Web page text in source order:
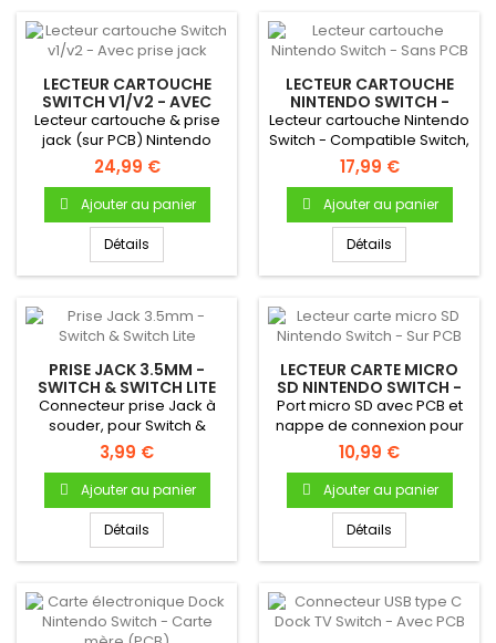
LECTEUR CARTOUCHE
SWITCH V1/V2 - AVEC
PRISE JACK
Lecteur cartouche & prise
jack (sur PCB) Nintendo
SwitchLecteur Switch...
24,99 €
Ajouter au panier
Détails
LECTEUR CARTOUCHE
NINTENDO SWITCH -
SANS PCB
Lecteur cartouche Nintendo
Switch - Compatible Switch,
Switch Lite et Switch...
17,99 €
Ajouter au panier
Détails
PRISE JACK 3.5MM -
SWITCH & SWITCH LITE
Connecteur prise Jack à
souder, pour Switch &
Switch Lite
3,99 €
Ajouter au panier
Détails
LECTEUR CARTE MICRO
SD NINTENDO SWITCH -
SUR PCB
Port micro SD avec PCB et
nappe de connexion pour
Nintendo Switch - Neuf...
10,99 €
Ajouter au panier
Détails